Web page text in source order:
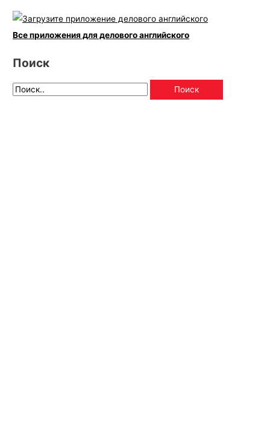
Все приложения для делового английского
Поиск